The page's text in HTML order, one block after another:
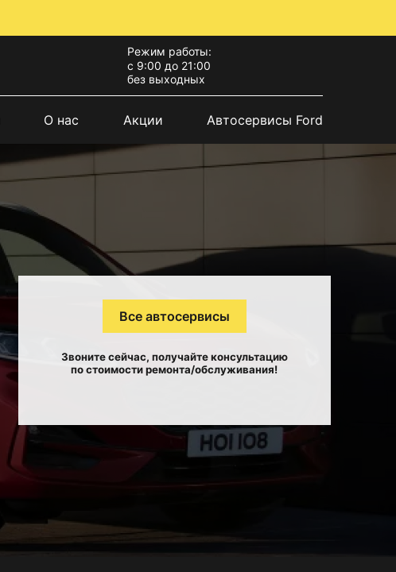
Режим работы:
с 9:00 до 21:00
без выходных
О нас Акции Автосервисы Ford
Все автосервисы
Звоните сейчас, получайте консультацию
по стоимости ремонта/обслуживания!